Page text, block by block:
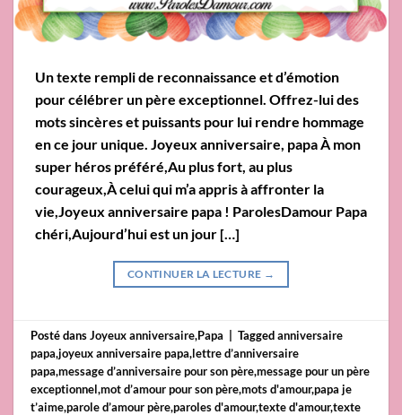
Un texte rempli de reconnaissance et d’émotion
pour célébrer un père exceptionnel. Offrez-lui des
mots sincères et puissants pour lui rendre hommage
en ce jour unique. Joyeux anniversaire, papa À mon
super héros préféré,Au plus fort, au plus
courageux,À celui qui m’a appris à affronter la
vie,Joyeux anniversaire papa ! ParolesDamour Papa
chéri,Aujourd’hui est un jour […]
CONTINUER LA LECTURE →
Posté dansJoyeux anniversaire,Papa Taggedanniversaire
papa,joyeux anniversaire papa,lettre d’anniversaire
papa,message d’anniversaire pour son père,message pour un père
exceptionnel,mot d’amour pour son père,mots d'amour,papa je
t’aime,parole d’amour père,paroles d'amour,texte d'amour,texte